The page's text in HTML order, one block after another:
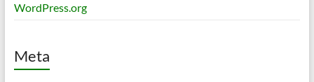
WordPress.org
Meta